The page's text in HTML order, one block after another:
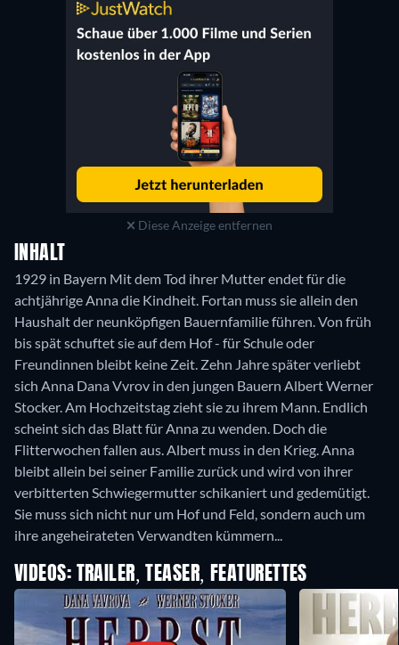
Diese Anzeige entfernen
INHALT
1929 in Bayern Mit dem Tod ihrer Mutter endet für die
achtjährige Anna die Kindheit. Fortan muss sie allein den
Haushalt der neunköpfigen Bauernfamilie führen. Von früh
bis spät schuftet sie auf dem Hof - für Schule oder
Freundinnen bleibt keine Zeit. Zehn Jahre später verliebt
sich Anna Dana Vvrov in den jungen Bauern Albert Werner
Stocker. Am Hochzeitstag zieht sie zu ihrem Mann. Endlich
scheint sich das Blatt für Anna zu wenden. Doch die
Flitterwochen fallen aus. Albert muss in den Krieg. Anna
bleibt allein bei seiner Familie zurück und wird von ihrer
verbitterten Schwiegermutter schikaniert und gedemütigt.
Sie muss sich nicht nur um Hof und Feld, sondern auch um
ihre angeheirateten Verwandten kümmern...
VIDEOS: TRAILER, TEASER, FEATURETTES